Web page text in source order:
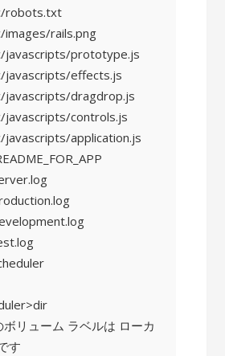
robots.txt
images/rails.png
javascripts/prototype.js
javascripts/effects.js
javascripts/dragdrop.js
javascripts/controls.js
javascripts/application.js
ボリューム ラベルは ローカ
す